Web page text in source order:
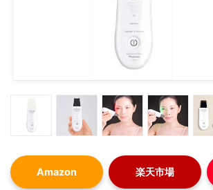
Amazon 楽天市場